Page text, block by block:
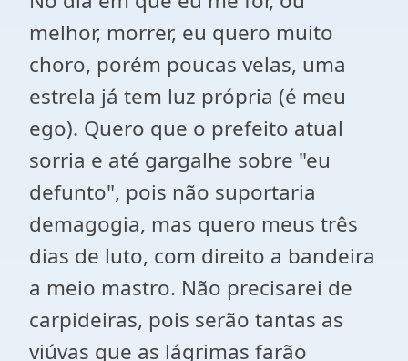
melhor, morrer, eu quero muito
choro, porém poucas velas, uma
estrela já tem luz própria (é meu
ego). Quero que o prefeito atual
sorria e até gargalhe sobre "eu
defunto", pois não suportaria
demagogia, mas quero meus três
dias de luto, com direito a bandeira
a meio mastro. Não precisarei de
carpideiras, pois serão tantas as
viúvas que as lágrimas farão